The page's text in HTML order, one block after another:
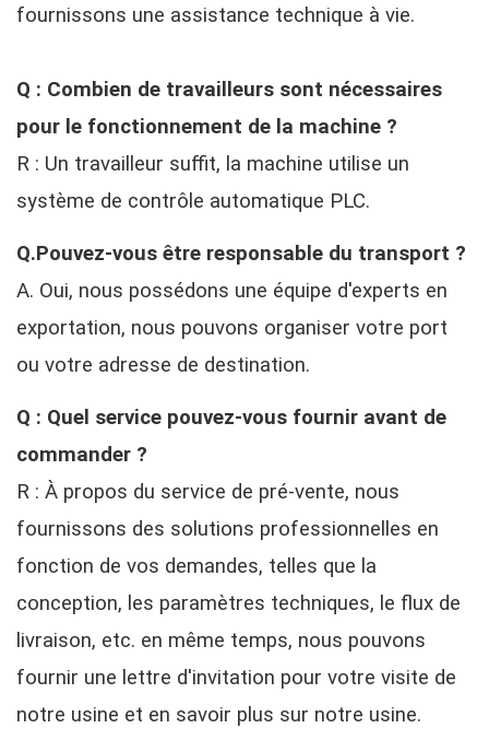
fournissons une assistance technique à vie.
Q : Combien de travailleurs sont nécessaires
pour le fonctionnement de la machine ?
R : Un travailleur suffit, la machine utilise un
système de contrôle automatique PLC.
Q.Pouvez-vous être responsable du transport ?
A. Oui, nous possédons une équipe d'experts en
exportation, nous pouvons organiser votre port
ou votre adresse de destination.
Q : Quel service pouvez-vous fournir avant de
commander ?
R : À propos du service de pré-vente, nous
fournissons des solutions professionnelles en
fonction de vos demandes, telles que la
conception, les paramètres techniques, le flux de
livraison, etc. en même temps, nous pouvons
fournir une lettre d'invitation pour votre visite de
notre usine et en savoir plus sur notre usine.